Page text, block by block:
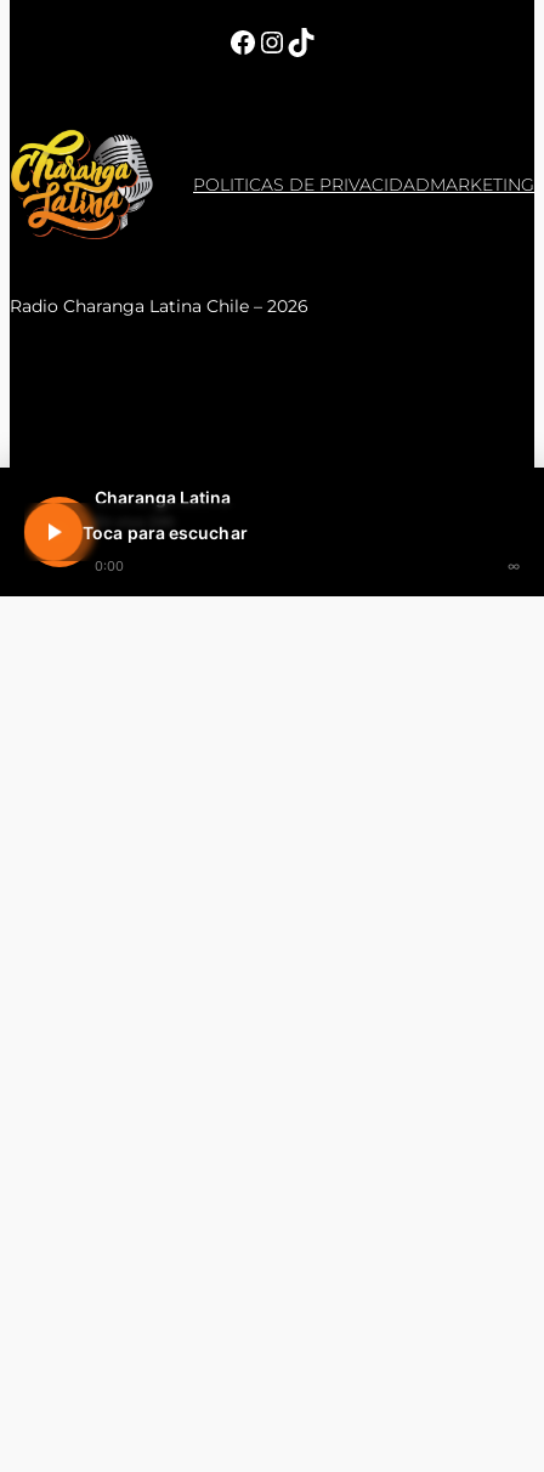
Charanga Latina
En vivo 24h
0:00 ∞
Toca para escuchar
Facebook InstagramTikTok
POLITICAS DE PRIVACIDADMARKETING
Radio Charanga Latina Chile – 2026